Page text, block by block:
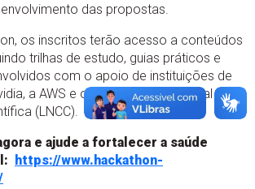
das propostas.
os inscritos terão acesso a conteúdos
trilhas de estudo, guias práticos e
com o apoio de instituições de
a AWS e o Laboratório Nacional de
(LNCC).
e ajude a fortalecer a saúde
https://www.hackathon-